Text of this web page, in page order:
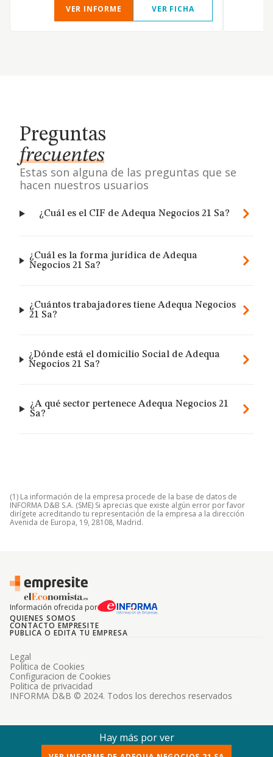
VER INFORME VER FICHA
Preguntas
frecuentes
Estas son alguna de las preguntas que se
hacen nuestros usuarios
¿Cuál es el CIF de Adequa Negocios 21 Sa?
¿Cuál es la forma jurídica de Adequa
Negocios 21 Sa?
¿Cuántos trabajadores tiene Adequa Negocios
21 Sa?
¿Dónde está el domicilio Social de Adequa
Negocios 21 Sa?
¿A qué sector pertenece Adequa Negocios 21
Sa?
(1) La información de la empresa procede de la base de datos de
INFORMA D&B S.A. (SME) Si aprecias que existe algún error por favor
dirígete acreditando tu representación de la empresa a la dirección
Avenida de Europa, 19, 28108, Madrid.
Información ofrecida por
QUIENES SOMOS
CONTACTO EMPRESITE
PUBLICA O EDITA TU EMPRESA
INFORMA D&B © 2024. Todos los derechos reservados
Legal
Politica de Cookies
Configuracion de Cookies
Politica de privacidad
Hay más por ver